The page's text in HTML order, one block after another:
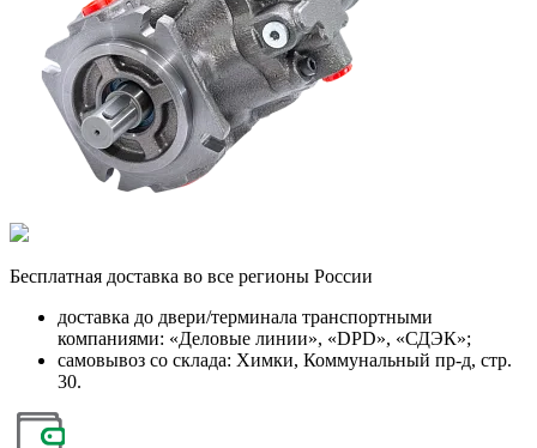
Бесплатная доставка во все регионы России
доставка до двери/терминала транспортными
компаниями: «Деловые линии», «DPD», «СДЭК»;
самовывоз со склада: Химки, Коммунальный пр-д, стр.
30.